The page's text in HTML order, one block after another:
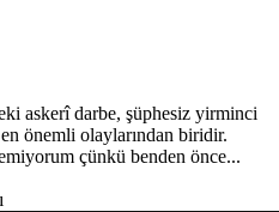
askerî darbe, şüphesiz yirminci
önemli olaylarından biridir.
çünkü benden önce...